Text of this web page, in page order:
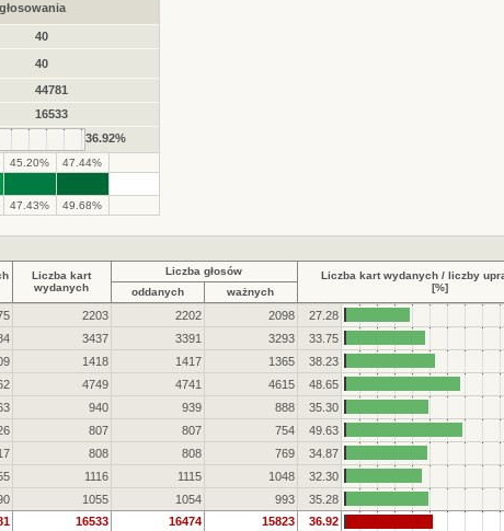
40
40
44781
16533
36.92%
45.20% 47.44%
47.43% 49.68%
Liczba kart
wydanych
Liczba głosów
Liczba kart wydanych / liczby
[%]
oddanych ważnych
2203 2202 2098
27.28
3437 3391 3293
33.75
1418 1417 1365
38.23
4749 4741 4615
48.65
940 939 888
35.30
807 807 754
49.63
808 808 769
34.87
1116 1115 1048
32.30
1055 1054 993
35.28
16533 16474 15823 36.92